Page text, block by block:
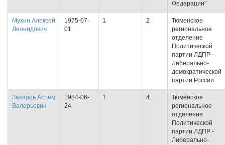
Федерации"
Мухин Алексей
Леонидович
1975-07-
01
1 2
Тюменское
региональное
отделение
Политической
партии ЛДПР -
Либерально-
демократической
партии России
Захаров Артем
Валерьевич
1984-06-
24
1 4
Тюменское
региональное
отделение
Политической
партии ЛДПР -
Либерально-